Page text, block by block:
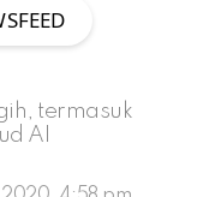
termasuk
AI